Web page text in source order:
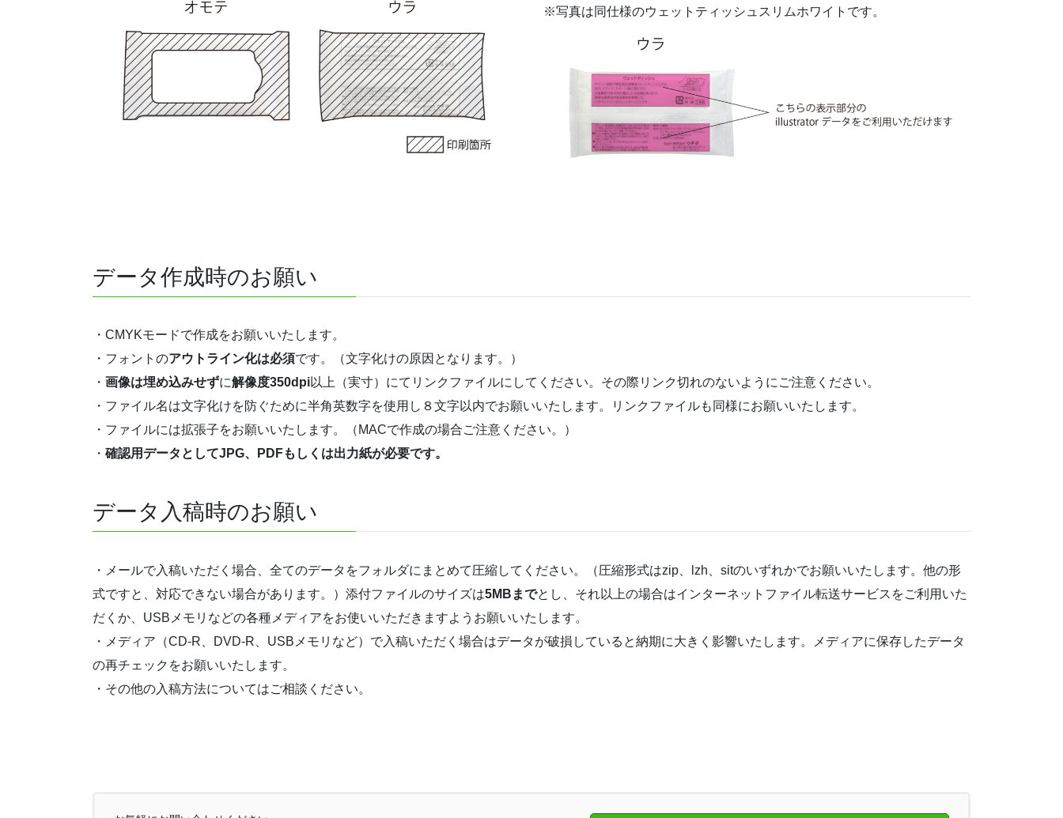
※写真は同仕様のウェットティッシュスリムホワイトです。
データ作成時のお願い
・CMYKモードで作成をお願いいたします。
・フォントのアウトライン化は必須です。（文字化けの原因となります。）
・ 画像は埋め込みせずに解像度350dpi以上（実寸）にてリンクファイルにしてください。その際リンク切れのないようにご注意ください。
・ファイル名は文字化けを防ぐために半角英数字を使用し８文字以内でお願いいたします。リンクファイルも同様にお願いいたします。
・ファイルには拡張子をお願いいたします。（MACで作成の場合ご注意ください。）
・ 確認用データとしてJPG、PDFもしくは出力紙が必要です。
データ入稿時のお願い
・メールで入稿いただく場合、全てのデータをフォルダにまとめて圧縮してください。（圧縮形式はzip、lzh、sitのいずれかでお願いいたします。他の形
式ですと、対応できない場合があります。）添付ファイルのサイズは5MBまでとし、それ以上の場合はインターネットファイル転送サービスをご利用いた
だくか、USBメモリなどの各種メディアをお使いいただきますようお願いいたします。
・メディア（CD-R、DVD-R、USBメモリなど）で入稿いただく場合はデータが破損していると納期に大きく影響いたします。メディアに保存したデータ
の再チェックをお願いいたします。
・その他の入稿方法についてはご相談ください。